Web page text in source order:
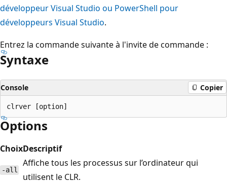
développeur Visual Studio ou PowerShell pour
développeurs Visual Studio.
Entrez la commande suivante à l'invite de commande :
Syntaxe
Console Copier
Options
ChoixDescriptif
-all
Affiche tous les processus sur l’ordinateur qui
utilisent le CLR.